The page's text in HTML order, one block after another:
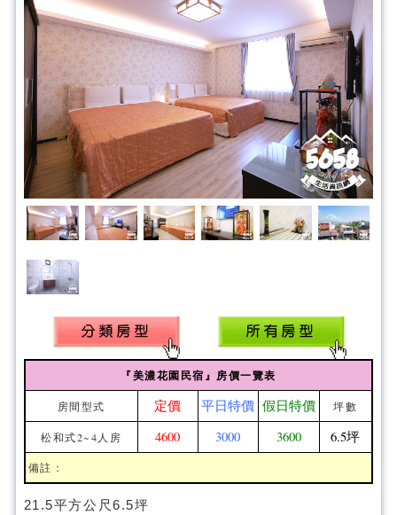
『美濃花園民宿』房價一覽表
房間型式 定價 平日特價 假日特價 坪數
松和式2~4人房 4600 3000 3600 6.5坪
備註：
21.5平方公尺6.5坪